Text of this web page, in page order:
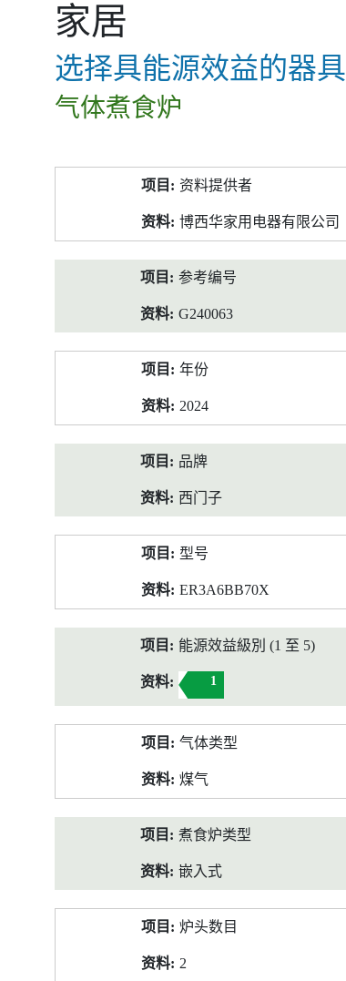
家居
选择具能源效益的器具
气体煮食炉
料
资料提供者
博西华家用电器有限公司
参考编号
G240063
年份
2024
品牌
西门子
型号
ER3A6BB70X
能源效益級別 (1 至 5)
1
气体类型
煤气
煮食炉类型
嵌入式
炉头数目
2